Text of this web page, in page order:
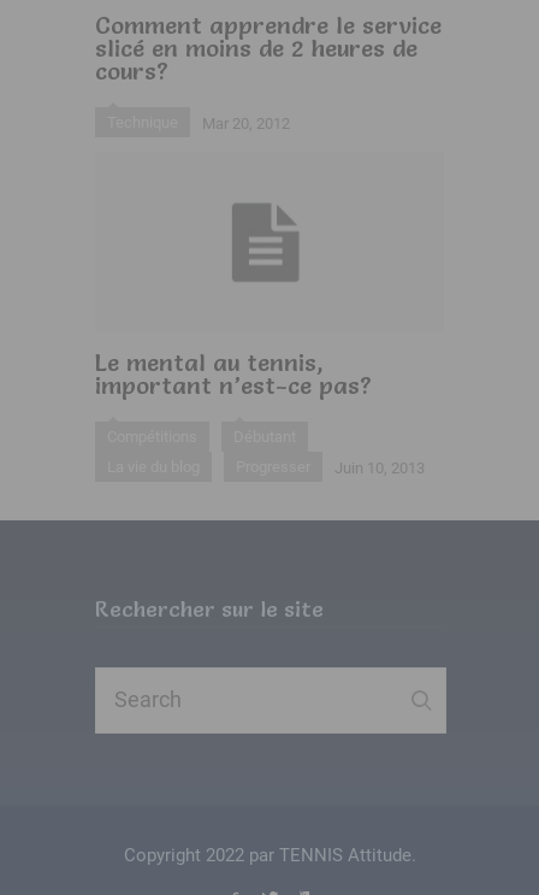
Comment apprendre le service
slicé en moins de 2 heures de
cours?
Mar 20, 2012
Le mental au tennis,
important n’est-ce pas?
Juin 10, 2013
Rechercher sur le site
Copyright 2022 par TENNIS Attitude.